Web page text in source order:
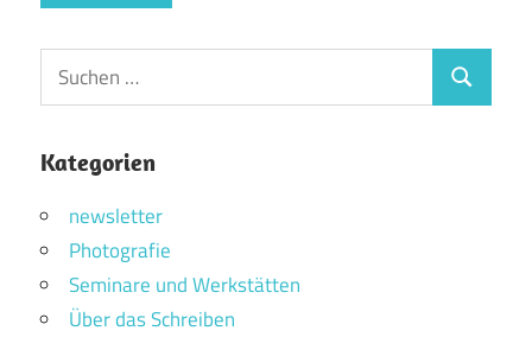
Suchen
nach:
Suchen
Kategorien
newsletter
Photografie
Seminare und Werkstätten
Über das Schreiben